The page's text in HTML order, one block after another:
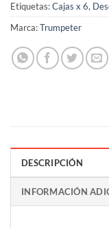
Etiquetas:Cajas x 6,
Marca:Trumpeter
DESCRIPCIÓN
INFORMACIÓN